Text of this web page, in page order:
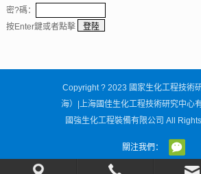
密?碼：
按Enter鍵或者點擊
Copyright ? 2023 國家生化工程技術
海）|上海國佳生化工程技術研究中心
國強生化工程裝備有限公司 All
關注我們：